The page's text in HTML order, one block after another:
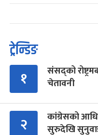
ट्रेन्डिङ
१
संसद्को
चेतावनी
२
कांग्रेसको
सुरुदेखि